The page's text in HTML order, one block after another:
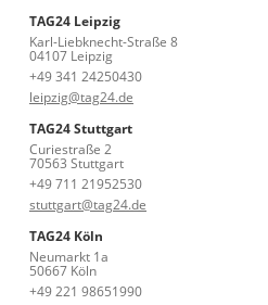
TAG24 Leipzig
Karl-Liebknecht-Straße 8
04107 Leipzig
+49 341 24250430
leipzig@tag24.de
TAG24 Stuttgart
Curiestraße 2
70563 Stuttgart
+49 711 21952530
stuttgart@tag24.de
TAG24 Köln
Neumarkt 1a
50667 Köln
+49 221 98651990